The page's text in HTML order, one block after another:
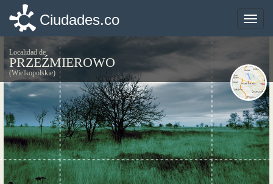
Toggle
Ciudades.co
Localidad de
PRZEŹMIEROWO
(Wielkopolskie)
Toggle
Ciudades.co